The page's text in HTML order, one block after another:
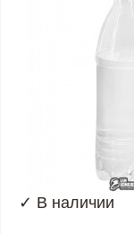
✓ В наличии